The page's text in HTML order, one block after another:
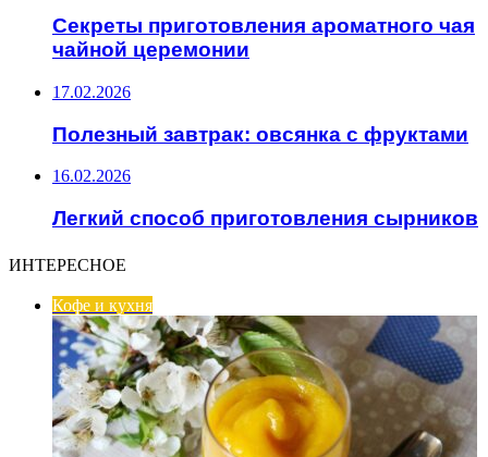
Секреты приготовления ароматного чая
чайной церемонии
17.02.2026
Полезный завтрак: овсянка с фруктами
16.02.2026
Легкий способ приготовления сырников
ИНТЕРЕСНОЕ
Кофе и кухня